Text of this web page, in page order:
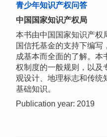
青少年知识产权问答
中国国家知识产权局
本书由中国国家知识产权
国信托基金的支持下编写
成基本而全面的了解。本
权制度的一般规则，以及
观设计、地理标志和传统
基础知识。
Publication year: 2019